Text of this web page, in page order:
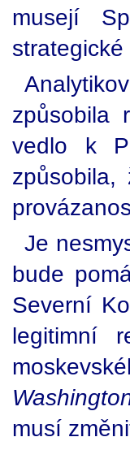
musejí
způsobila
vedlo k
Je
bude
Severní
legitimní
musí